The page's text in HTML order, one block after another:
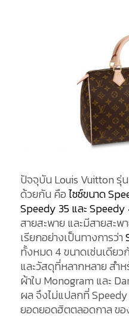
ปัจจุบัน Louis Vuitton รุ่
ด้วยกัน คือไซซ์ขนาด
Speedy 35 และ
สายสะพาย และมีสายสะ
เรียกอย่างเป็นทางการว่า
ทั้งหมด 4 ขนาดเช่นเดีย
และวัสดุที่หลากหลาย สำ
ผ้าใบ Monogram และ
ผล จึงไม่แปลกที่ Speedy
ยอดยอดฮิตตลอดกาล ข